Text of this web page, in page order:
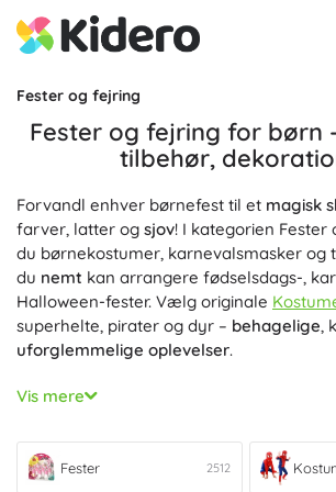
Fester og fejring
Fester og fejring for børn
tilbehør,
Forvandl enhver børnefest til et magisk
farver, latter og sjov! I kategorien
du børnekostumer, karnevalsmasker og
du nemt kan arrangere fødselsdags-,
Halloween-fester. Vælg originale
superhelte, pirater og dyr – behagelige,
uforglemmelige oplevelser.
Til det perfekte udklædning hører også
kostumer
partydekorationer – balloner og helium,
konfetti, bannere, tal-lys, partyhatte,
Vis mere
Fester 2512